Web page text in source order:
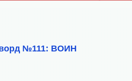
№111: ВОИН